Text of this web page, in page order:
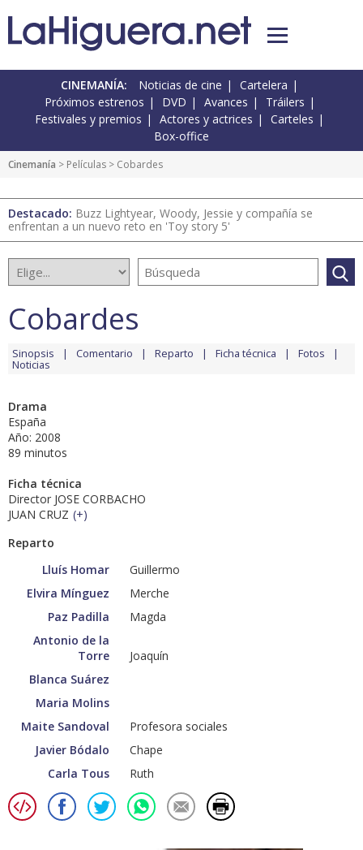
CINEMANÍA: Noticias de cine
Cartelera
Próximos estrenos
DVD Avances
Tráilers
Festivales y premios
Actores y actrices
Carteles
Box-office
Cinemanía > Películas > Cobardes
Destacado: Buzz Lightyear, Woody, Jessie y compañía se
enfrentan a un nuevo reto en 'Toy story 5'
Cobardes
Sinopsis Comentario Reparto Ficha técnica Fotos
Noticias
Drama
España
Año: 2008
89 minutos
Ficha técnica
Director JOSE CORBACHO
JUAN CRUZ (+)
Reparto
Lluís Homar
Guillermo
Elvira Mínguez
Merche
Paz Padilla
Magda
Antonio de la
Torre
Joaquín
Blanca Suárez
Maria Molins
Maite Sandoval
Profesora sociales
Javier Bódalo
Chape
Carla Tous
Ruth